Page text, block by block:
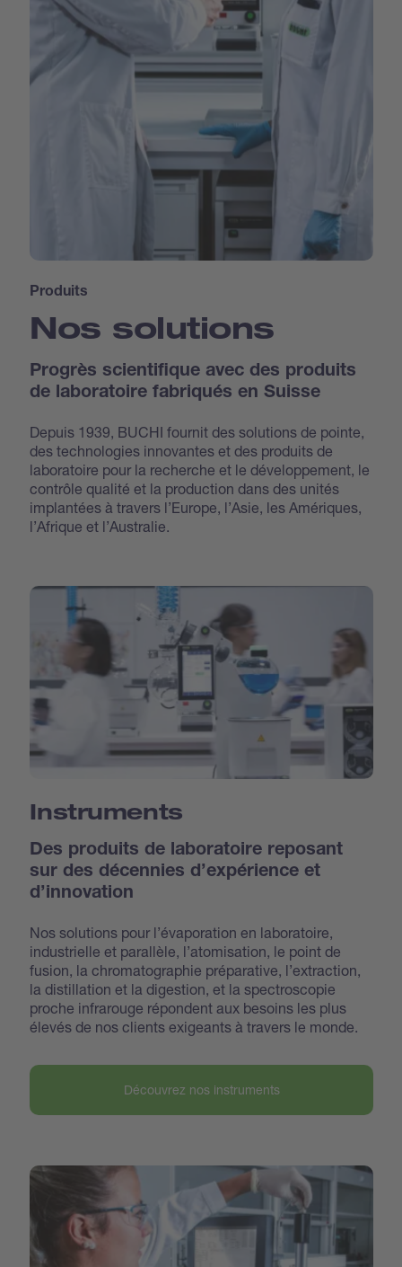
Produits
Nos solutions
Progrès scientifique avec des produits
de laboratoire fabriqués en Suisse
Depuis 1939, BUCHI fournit des solutions de pointe,
des technologies innovantes et des produits de
laboratoire pour la recherche et le développement, le
contrôle qualité et la production dans des unités
implantées à travers l’Europe, l’Asie, les Amériques,
l’Afrique et l’Australie.
Instruments
Des produits de laboratoire reposant
sur des décennies d’expérience et
d’innovation
Nos solutions pour l’évaporation en laboratoire,
industrielle et parallèle, l’atomisation, le point de
fusion, la chromatographie préparative, l’extraction,
la distillation et la digestion, et la spectroscopie
proche infrarouge répondent aux besoins les plus
élevés de nos clients exigeants à travers le monde.
Découvrez nos instruments